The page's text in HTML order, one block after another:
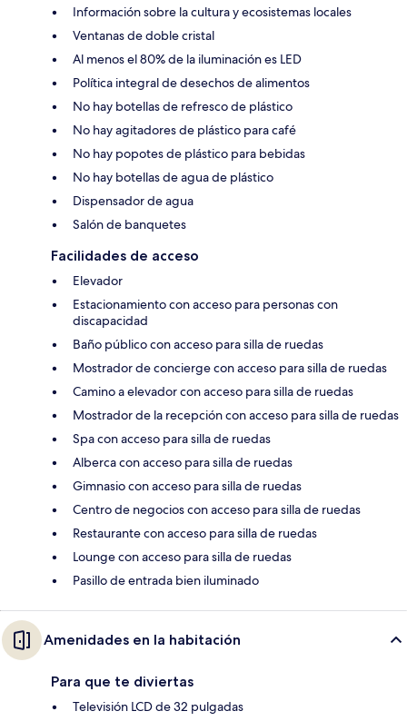
Información sobre la cultura y ecosistemas locales
Ventanas de doble cristal
Al menos el 80% de la iluminación es LED
Política integral de desechos de alimentos
No hay botellas de refresco de plástico
No hay agitadores de plástico para café
No hay popotes de plástico para bebidas
No hay botellas de agua de plástico
Dispensador de agua
Salón de banquetes
Facilidades de acceso
Elevador
Estacionamiento con acceso para personas con
discapacidad
Baño público con acceso para silla de ruedas
Mostrador de concierge con acceso para silla de ruedas
Camino a elevador con acceso para silla de ruedas
Mostrador de la recepción con acceso para silla de ruedas
Spa con acceso para silla de ruedas
Alberca con acceso para silla de ruedas
Gimnasio con acceso para silla de ruedas
Centro de negocios con acceso para silla de ruedas
Restaurante con acceso para silla de ruedas
Lounge con acceso para silla de ruedas
Pasillo de entrada bien iluminado
Amenidades en la habitación
Para que te diviertas
Televisión LCD de 32 pulgadas